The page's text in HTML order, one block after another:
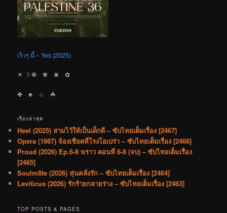
เร็วๆ นี้ – Yes (2025)
☀︎ ☽ ❁ ✾ ❀ ✿
✤ ♣︎ ♧ ☘︎
เรื่องล่าสุด
Heel (2025) ล่ามไว้ให้เป็นเด็กดี – ซับไทยเต็มเรื่อง [2467]
Opera (1987) จ้องเชือดที่โรงโอเปร่า – ซับไทยเต็มเรื่อง [2466]
Proud (2026) Ep.6-8 พราว ตอนที่ 6-8 (จบ) – ซับไทยเต็มเรื่อง
[2465]
Soulm8te (2026) หุ่นคลั่งรัก – ซับไทยเต็มเรื่อง [2464]
Leviticus (2026) รักร้ายกลายร่าง – ซับไทยเต็มเรื่อง [2463]
TOP POSTS & PAGES